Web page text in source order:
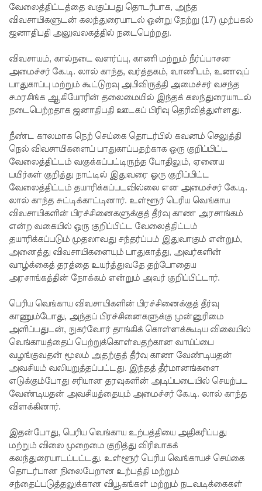
மட்டக்கள
லையை
சுற்றி
பலத்த
லலித் -
குகன்
காணாமற்
வழக்கு
கோட்டாப
ய
செப்டம்பர்
29ஆம்
தேதி
காணொ
ளி மூலம்
சாட்சியம
நீதிமன்றம்
உத்தரவு!
நேற்றைய
வேலைத்திட்டத்தை வகுப்பது தொடர்பாக, அந்த
விவசாயிகளுடன் கலந்துரையாடல் ஒன்று நேற்று (17) முற்பகல்
ஜனாதிபதி அலுவலகத்தில் நடைபெற்றது.
விவசாயம், கால்நடை வளர்ப்பு, காணி மற்றும் நீர்ப்பாசன
அமைச்சர் கே.டி. லால் காந்த, வர்த்தகம், வாணிபம், உணவுப்
பாதுகாப்பு மற்றும் கூட்டுறவு அபிவிருத்தி அமைச்சர் வசந்த
சமரசிங்க ஆகியோரின் தலைமையில் இந்தக் கலந்துரையாடல்
நடைபெற்றதாக ஜனாதிபதி ஊடகப் பிரிவு தெரிவித்துள்ளது.
நீண்ட காலமாக நெற் செய்கை தொடர்பில் கவனம் செலுத்தி
நெல் விவசாயிகளைப் பாதுகாப்பதற்காக ஒரு குறிப்பிட்ட
வேலைத்திட்டம் வகுக்கப்பட்டிருந்த போதிலும், ஏனைய
பயிர்கள் குறித்து நாட்டில் இதுவரை ஒரு குறிப்பிட்ட
வேலைத்திட்டம் தயாரிக்கப்படவில்லை என அமைச்சர் கே.டி.
லால் காந்த சுட்டிக்காட்டினார். உள்ளூர் பெரிய வெங்காய
விவசாயிகளின் பிரச்சினைகளுக்குத் தீர்வு காண அரசாங்கம்
என்ற வகையில் ஒரு குறிப்பிட்ட வேலைத்திட்டம்
தயாரிக்கப்படும் முதலாவது சந்தர்ப்பம் இதுவாகும் என்றும்,
அனைத்து விவசாயிகளையும் பாதுகாத்து, அவர்களின்
வாழ்க்கைத் தரத்தை உயர்த்துவதே தற்போதைய
அரசாங்கத்தின் நோக்கம் என்றும் அவர் குறிப்பிட்டார்.
பெரிய வெங்காய விவசாயிகளின் பிரச்சினைக்குத் தீர்வு
காணும்போது, அந்தப் பிரச்சினைகளுக்கு முன்னுரிமை
அளிப்பதுடன், நுகர்வோர் தாங்கிக் கொள்ளக்கூடிய விலையில்
வெங்காயத்தைப் பெற்றுக்கொள்வதற்கான வாய்ப்பை
வழங்குவதன் மூலம் அதற்குத் தீர்வு காண வேண்டியதன்
அவசியம் வலியுறுத்தப்பட்டது. இந்தத் தீர்மானங்களை
எடுக்கும்போது சரியான தரவுகளின் அடிப்படையில் செயற்பட
வேண்டியதன் அவசியத்தையும் அமைச்சர் கே.டி. லால் காந்த
விளக்கினார்.
இதன்போது, பெரிய வெங்காய உற்பத்தியை அதிகரிப்பது
மற்றும் விலை முறைமை குறித்து விரிவாகக்
கலந்துரையாடப்பட்டது. உள்ளூர் பெரிய வெங்காயச் செய்கை
தொடர்பான நிலைபேறான உற்பத்தி மற்றும்
சந்தைப்படுத்தலுக்கான வியூகங்கள் மற்றும் நடவடிக்கைகள்